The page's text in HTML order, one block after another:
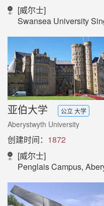
[威尔士]
Swansea University Singleton Park
亚伯大学 公立 大学
Aberystwyth University
创建时间： 1872
[威尔士]
Penglais Campus,